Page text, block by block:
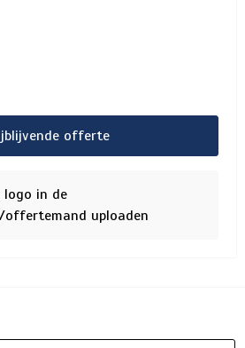
offerte
logo in de
offertemand uploaden